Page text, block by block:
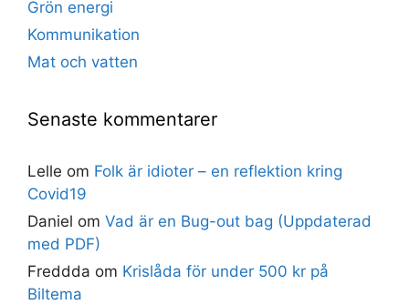
Grön energi
Kommunikation
Mat och vatten
Senaste kommentarer
Lelle om Folk är idioter – en reflektion kring
Covid19
Daniel om Vad är en Bug-out bag (Uppdaterad
med PDF)
Freddda om Krislåda för under 500 kr på
Biltema